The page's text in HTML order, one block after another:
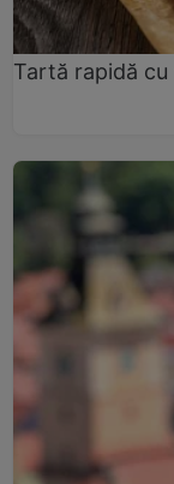
Tartă rapidă cu